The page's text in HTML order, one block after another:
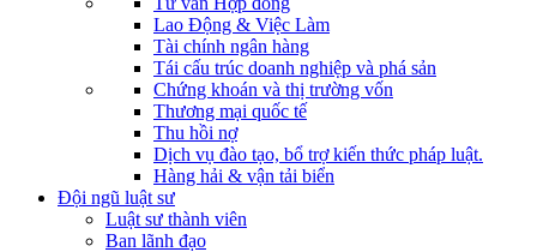
Lao Động & Việc Làm
Tài chính ngân hàng
Tái cấu trúc doanh nghiệp và phá sản
Chứng khoán và thị trường vốn
Thương mại quốc tế
Thu hồi nợ
Dịch vụ đào tạo, bổ trợ kiến thức pháp luật.
Hàng hải & vận tải biển
Đội ngũ luật sư
Luật sư thành viên
Ban lãnh đạo